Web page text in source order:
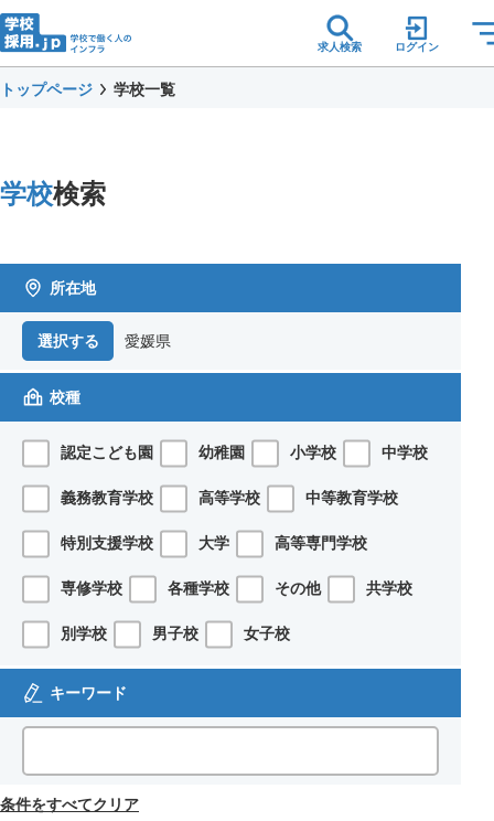
求人検索 ログイン
トップページ 学校一覧
学校検索
所在地
選択する 愛媛県
校種
認定こども園 幼稚園 小学校 中学校
義務教育学校 高等学校 中等教育学校
特別支援学校 大学 高等専門学校
専修学校 各種学校 その他 共学校
別学校 男子校 女子校
キーワード
条件をすべてクリア